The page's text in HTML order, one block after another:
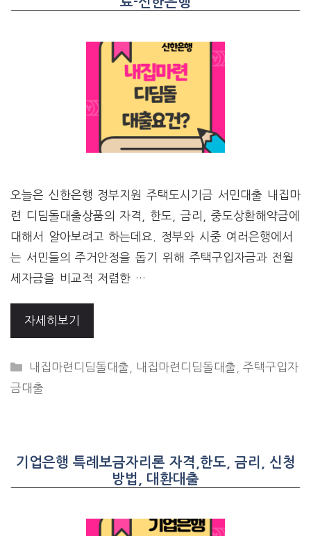
오늘은 신한은행 정부지원 주택도시기금 서민대출 내집마
련 디딤돌대출상품의 자격, 한도, 금리, 중도상환해약금에
대해서 알아보려고 하는데요. 정부와 시중 여러은행에서
는 서민들의 주거안정을 돕기 위해 주택구입자금과 전월
세자금을 비교적 저렴한 …
자세히보기
CATEGORIES
내집마련디딤돌대출 내집마련디딤돌대출 ,주택구입자
금대출
기업은행 특례보금자리론 자격,한도, 금리, 신청
방법, 대환대출